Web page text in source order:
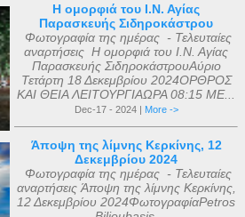
Η ομορφιά του Ι.Ν. Αγίας
Παρασκευής Σιδηροκάστρου
Φωτογραφία της ημέρας - Τελευταίες
αναρτήσεις Η ομορφιά του Ι.Ν. Αγίας
Παρασκευής ΣιδηροκάστρουΑύριο
Τετάρτη 18 Δεκεμβρίου 2024ΟΡΘΡΟΣ
ΚΑΙ ΘΕΙΑ ΛΕΙΤΟΥΡΓΙΑΩΡΑ 08:15 ΜΕ...
Dec-17 - 2024 | More ->
Άποψη της λίμνης Κερκίνης, 12
Δεκεμβρίου 2024
Φωτογραφία της ημέρας - Τελευταίες
αναρτήσεις Άποψη της λίμνης Κερκίνης,
12 Δεκεμβρίου 2024ΦωτογραφίαPetros